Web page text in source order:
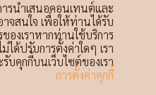
รนำเสนอคอนเทนต์และ
สนใจ เพื่อให้ท่านได้รับ
งเราหากท่านใช้บริการ
ได้ปรับการตั้งค่าใดๆ เรา
บคุกกี้บนเว็บไซต์ของเรา
การตั้งค่าคุกกี้